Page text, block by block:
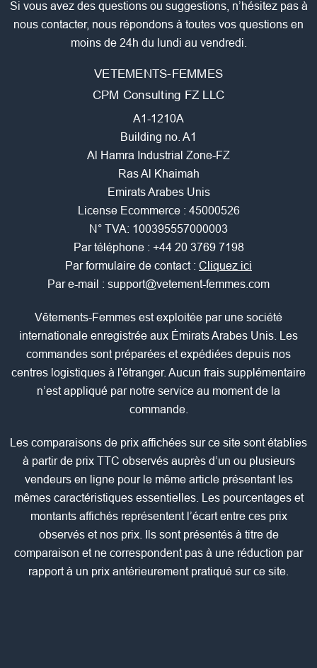
Si vous avez des questions ou suggestions, n’hésitez pas à
nous contacter, nous répondons à toutes vos questions en
moins de 24h du lundi au vendredi.
VETEMENTS-FEMMES
CPM Consulting FZ LLC
A1-1210A
Building no. A1
Al Hamra Industrial Zone-FZ
Ras Al Khaimah
Emirats Arabes Unis
License Ecommerce : 45000526
N° TVA: 100395557000003
Par téléphone : +44 20 3769 7198
Par formulaire de contact : Cliquez ici
Par e-mail : support@vetement-femmes.com
Vêtements-Femmes est exploitée par une société
internationale enregistrée aux Émirats Arabes Unis. Les
commandes sont préparées et expédiées depuis nos
centres logistiques à l'étranger. Aucun frais supplémentaire
n’est appliqué par notre service au moment de la
commande.
Les comparaisons de prix affichées sur ce site sont établies
à partir de prix TTC observés auprès d’un ou plusieurs
vendeurs en ligne pour le même article présentant les
mêmes caractéristiques essentielles. Les pourcentages et
montants affichés représentent l’écart entre ces prix
observés et nos prix. Ils sont présentés à titre de
comparaison et ne correspondent pas à une réduction par
rapport à un prix antérieurement pratiqué sur ce site.